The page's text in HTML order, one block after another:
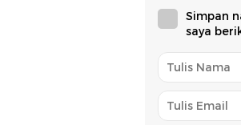
Simpan
saya